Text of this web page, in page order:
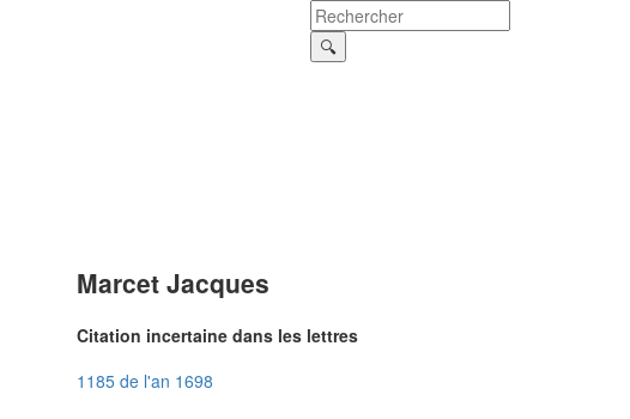
Marcet Jacques
Citation incertaine dans les lettres
1185 de l'an 1698